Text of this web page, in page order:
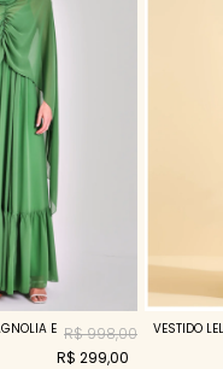
E R$ 998,00
R$ 299,00
VESTIDO